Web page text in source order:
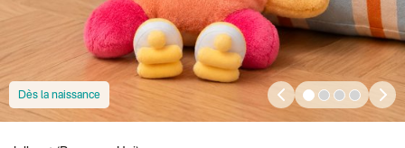
1 2 3 4
Dès la naissance